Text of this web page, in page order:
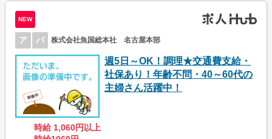
NEW
ア パ 株式会社魚国総本社 名古屋本部
週5日～OK！調理★交通費支給・
社保あり！年齢不問・40～60代の
主婦さん活躍中！
時給 1,060円以上